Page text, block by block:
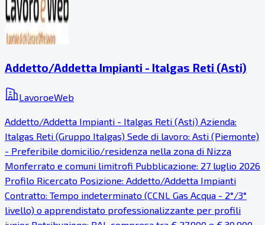
Addetto/Addetta Impianti - Italgas Reti (Asti)
LavoroeWeb
Addetto/Addetta Impianti - Italgas Reti (Asti) Azienda:
Italgas Reti (Gruppo Italgas) Sede di lavoro: Asti (Piemonte)
- Preferibile domicilio/residenza nella zona di Nizza
Monferrato e comuni limitrofi Pubblicazione: 27 luglio 2026
Profilo Ricercato Posizione: Addetto/Addetta Impianti
Contratto: Tempo indeterminato (CCNL Gas Acqua - 2°/3°
livello) o apprendistato professionalizzante per profili